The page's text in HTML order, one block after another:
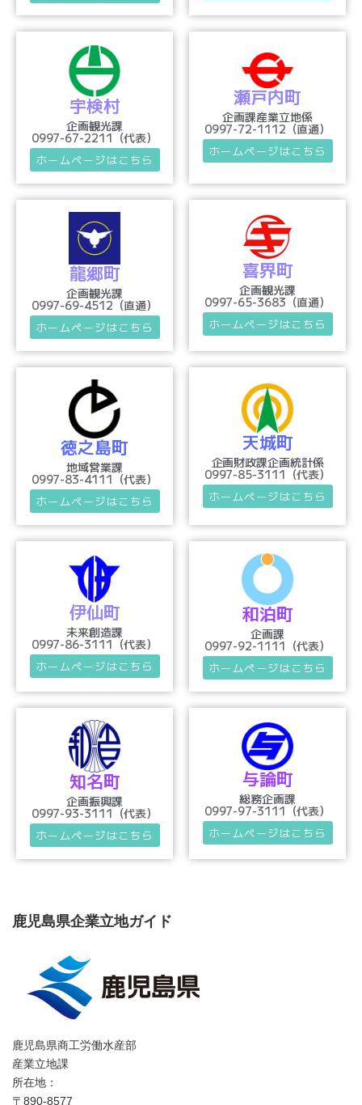
宇検村
企画観光課
0997-67-2211（代表）
ホームページはこちら
瀬戸内町
企画課産業立地係
0997-72-1112（直通）
ホームページはこちら
龍郷町
企画観光課
0997-69-4512（直通）
ホームページはこちら
喜界町
企画観光課
0997-65-3683（直通）
ホームページはこちら
徳之島町
地域営業課
0997-83-4111（代表）
ホームページはこちら
天城町
企画財政課企画統計係
0997-85-3111（代表）
ホームページはこちら
伊仙町
未来創造課
0997-86-3111（代表）
ホームページはこちら
和泊町
企画課
0997-92-1111（代表）
ホームページはこちら
知名町
企画振興課
0997-93-3111（代表）
ホームページはこちら
与論町
総務企画課
0997-97-3111（代表）
ホームページはこちら
鹿児島県企業立地ガイド
鹿児島県商工労働水産部
産業立地課
所在地：
〒890-8577